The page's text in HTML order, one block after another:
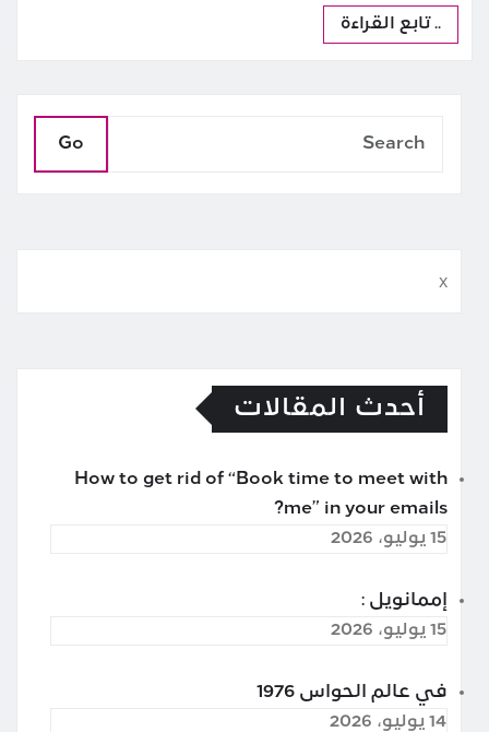
.. تابع القراءة
Go
x
أحدث المقالات
How to get rid of “Book time to meet with
me” in your emails?
15 يوليو، 2026
إممانويل :
15 يوليو، 2026
في عالم الحواس 1976
14 يوليو، 2026